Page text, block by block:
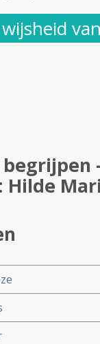
Hilde